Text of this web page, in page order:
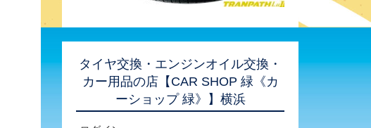
タイヤ交換・エンジンオイル交換・
カー用品の店【CAR SHOP 緑《カ
ーショップ 緑》】横浜